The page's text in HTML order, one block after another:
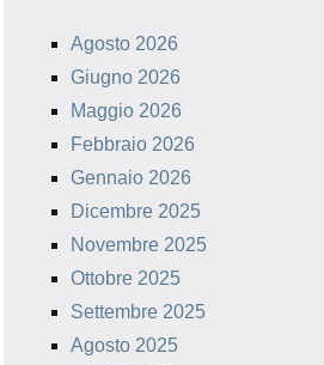
Agosto 2026
Giugno 2026
Maggio 2026
Febbraio 2026
Gennaio 2026
Dicembre 2025
Novembre 2025
Ottobre 2025
Settembre 2025
Agosto 2025